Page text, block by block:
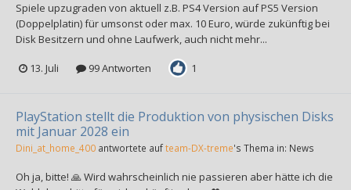
Spiele upzugraden von aktuell z.B. PS4 Version auf PS5 Version
(Doppelplatin) für umsonst oder max. 10 Euro, würde zukünftig bei
Disk Besitzern und ohne Laufwerk, auch nicht mehr...
13. Juli 99 Antworten 1
PlayStation stellt die Produktion von physischen Disks
mit Januar 2028 ein
Dini_at_home_400 antwortete aufteam-DX-treme's Thema in: News
Oh ja, bitte! 🙏 Wird wahrscheinlich nie passieren aber hätte ich die